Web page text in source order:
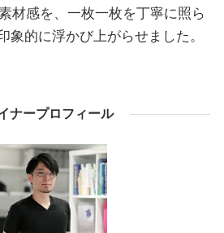
材感を、一枚一枚を丁寧に照ら
象的に浮かび上がらせました。
ナープロフィール